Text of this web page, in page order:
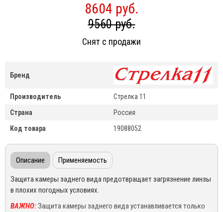
8604 руб.
9560 руб.
Снят с продажи
Бренд
Производитель
Стрелка 11
Страна
Россия
Код товара
19088052
Описание Применяемость
Защита камеры заднего вида предотвращает загрязнение линзы
в плохих погодных условиях.
ВАЖНО:Защита камеры заднего вида устанавливается только